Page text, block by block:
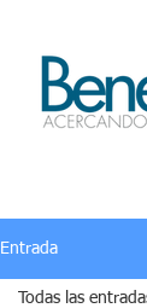
Entrada
Todas las